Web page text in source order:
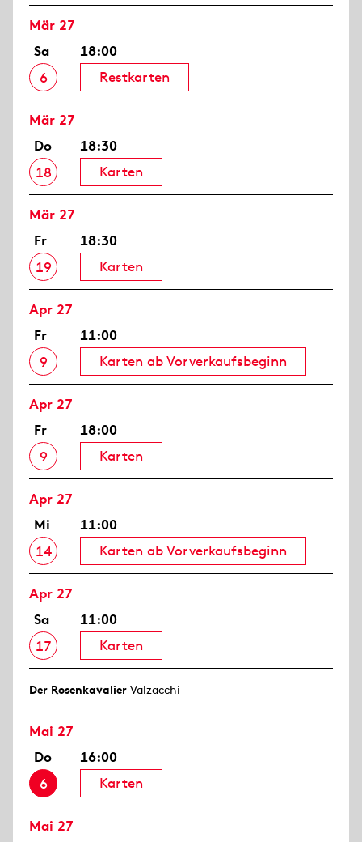
Mär 27
Sa
6
18:00
Restkarten
Mär 27
Do
18
18:30
Karten
Mär 27
Fr
19
18:30
Karten
Apr 27
Fr
9
11:00
Karten ab Vorverkaufsbeginn
Apr 27
Fr
9
18:00
Karten
Apr 27
Mi
14
11:00
Karten ab Vorverkaufsbeginn
Apr 27
Sa
17
11:00
Karten
Der Rosen­kavalier Valzacchi
Mai 27
Do
6
16:00
Karten
Mai 27